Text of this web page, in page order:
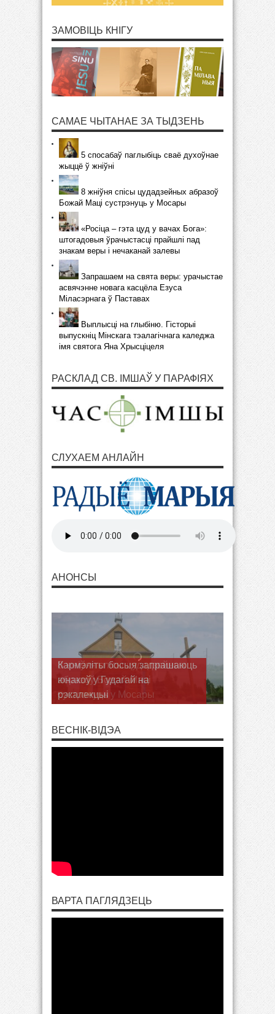
ЗАМОВІЦЬ КНІГУ
САМАЕ ЧЫТАНАЕ ЗА ТЫДЗЕНЬ
5 спосабаў паглыбіць сваё духоўнае
жыццё ў жніўні
8 жніўня спісы цудадзейных абразоў
Божай Маці сустрэнуць у Мосары
«Росіца – гэта цуд у вачах Бога»:
штогадовыя ўрачыстасці прайшлі пад
знакам веры і нечаканай залевы
Запрашаем на свята веры: урачыстае
асвячэнне новага касцёла Езуса
Міласэрнага ў Паставах
Выплысці на глыбіню. Гісторыі
выпускніц Мінскага тэалагічнага каледжа
імя святога Яна Хрысціцеля
РАСКЛАД СВ. ІМШАЎ У ПАРАФІЯХ
СЛУХАЕМ АНЛАЙН
АНОНСЫ
Кармэліты босыя запрашаюць
юнакоў у Гудагай на
рэкалекцыі
ВЕСНІК-ВІДЭА
ВАРТА ПАГЛЯДЗЕЦЬ